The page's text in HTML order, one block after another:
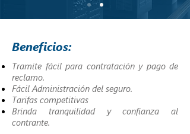
Beneficios:
Tramite fácil para contratación y pago de
reclamo.
Fácil Administración del seguro.
Tarifas competitivas
Brinda tranquilidad y confianza al
contrante.